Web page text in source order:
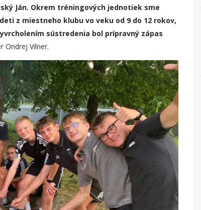
Ján. Okrem tréningových jednotiek sme
z miestneho klubu vo veku od 9 do 12 rokov,
cholením sústredenia bol prípravný zápas
Ondrej Vilner.